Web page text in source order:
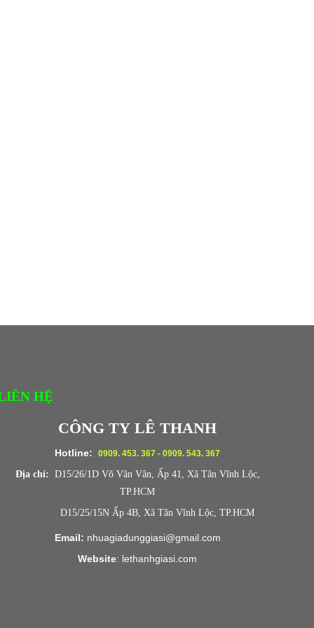
HỆ
CÔNG TY LÊ THANH
Hotline: 0909. 453. 367 - 0909. 543. 367
Địa chỉ: D15/26/1D Võ Văn Vân, Ấp 41, Xã Tân Vĩnh Lộc,
TP.HCM
D15/25/15N Ấp 4B, Xã Tân Vĩnh Lộc, TP.HCM
Email: nhuagiadunggiasi@gmail.com
Website: lethanhgiasi.com